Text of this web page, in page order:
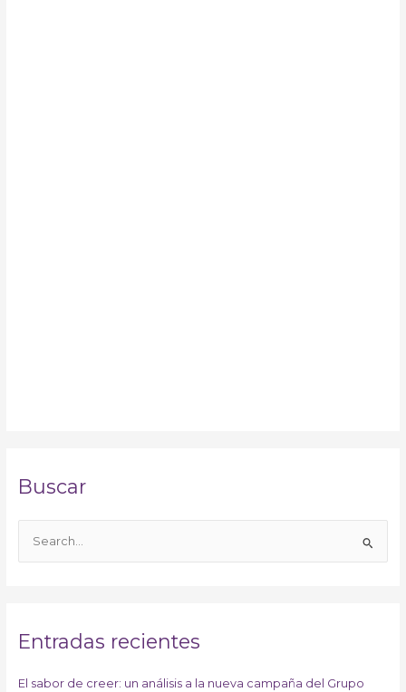
Buscar
a
p
Entradas recientes
El sabor de creer: un análisis a la nueva campaña del Grupo